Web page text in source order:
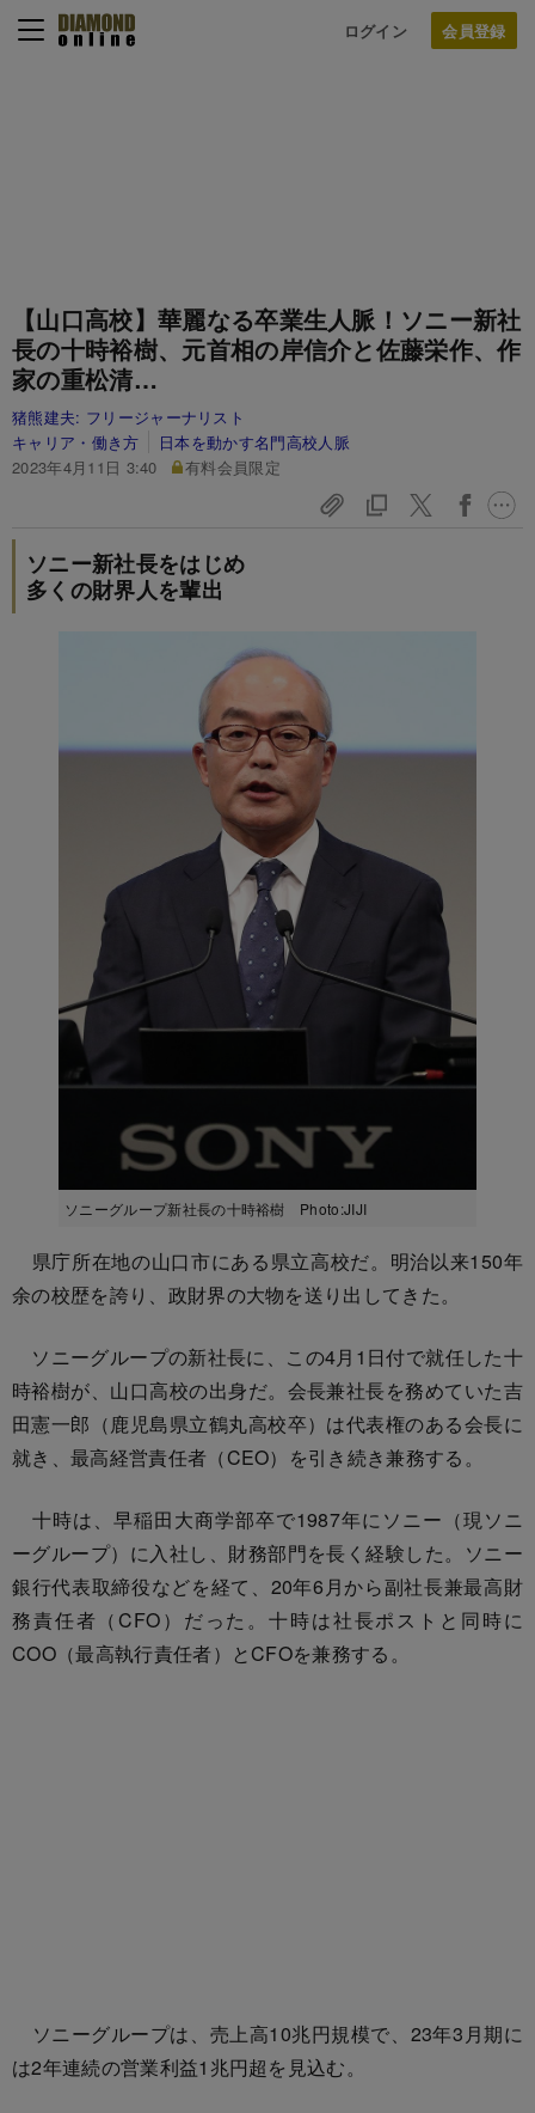
ログイン
【山口高校】華麗なる卒業生人脈！ソニー新社
長の十時裕樹、元首相の岸信介と佐藤栄作、作
家の重松清…
猪熊建夫: フリージャーナリスト
キャリア・働き方
日本を動かす名門高校人脈
2023年4月11日 3:40
有料会員限定
ソニー新社長をはじめ
多くの財界人を輩出
ソニーグループ新社長の十時裕樹 Photo:JIJI
県庁所在地の山口市にある県立高校だ。明治以来150年
余の校歴を誇り、政財界の大物を送り出してきた。
ソニーグループの新社長に、この4月1日付で就任した十
時裕樹が、山口高校の出身だ。会長兼社長を務めていた吉
田憲一郎（鹿児島県立鶴丸高校卒）は代表権のある会長に
就き、最高経営責任者（CEO）を引き続き兼務する。
十時は、早稲田大商学部卒で1987年にソニー（現ソニ
ーグループ）に入社し、財務部門を長く経験した。ソニー
銀行代表取締役などを経て、20年6月から副社長兼最高財
務責任者（CFO）だった。十時は社長ポストと同時に
COO（最高執行責任者）とCFOを兼務する。
ソニーグループは、売上高10兆円規模で、23年3月期に
は2年連続の営業利益1兆円超を見込む。